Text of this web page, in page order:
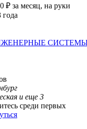
₽ за месяц, на руки
и еще 3
среди первых